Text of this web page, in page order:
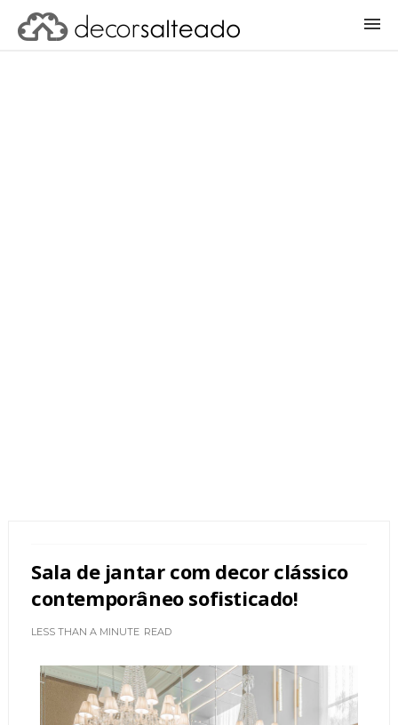
Sala de jantar com decor clássico
contemporâneo sofisticado!
LESS THAN A MINUTE READ